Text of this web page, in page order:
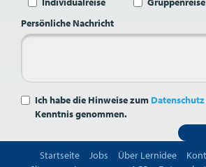
Persönliche Nachricht
Ich habe die Hinweise zum Datenschutz
Kenntnis genommen.
Startseite
Jobs Über Lernidee